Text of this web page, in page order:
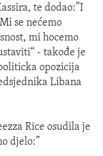
te dodao:”I
se nećemo
mi hocemo
- takođe je
opozicija
Libana
Rice osudila je
djelo:”